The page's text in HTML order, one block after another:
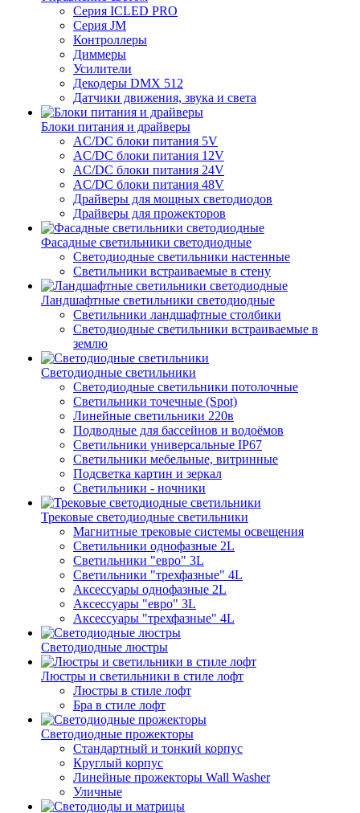
Серия ICLED PRO
Серия JM
Контроллеры
Диммеры
Усилители
Декодеры DMX 512
Датчики движения, звука и света
Блоки питания и драйверы
AC/DC блоки питания 5V
AC/DC блоки питания 12V
AC/DC блоки питания 24V
AC/DC блоки питания 48V
Драйверы для мощных светодиодов
Драйверы для прожекторов
Фасадные светильники светодиодные
Светодиодные светильники настенные
Светильники встраиваемые в стену
Ландшафтные светильники светодиодные
Светильники ландшафтные столбики
Светодиодные светильники встраиваемые в
землю
Светодиодные светильники
Светодиодные светильники потолочные
Светильники точечные (Spot)
Линейные светильники 220в
Подводные для бассейнов и водоёмов
Светильники универсальные IP67
Светильники мебельные, витринные
Подсветка картин и зеркал
Светильники - ночники
Трековые светодиодные светильники
Магнитные трековые системы освещения
Светильники однофазные 2L
Светильники "евро" 3L
Светильники "трехфазные" 4L
Аксессуары однофазные 2L
Аксессуары "евро" 3L
Аксессуары "трехфазные" 4L
Светодиодные люстры
Люстры и светильники в стиле лофт
Люстры в стиле лофт
Бра в стиле лофт
Светодиодные прожекторы
Стандартный и тонкий корпус
Круглый корпус
Линейные прожекторы Wall Washer
Уличные